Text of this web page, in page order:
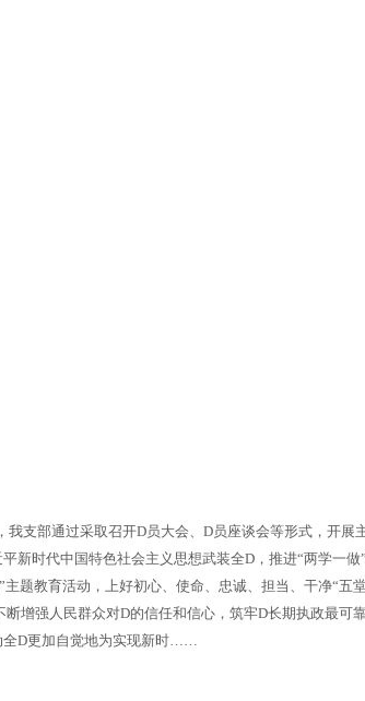
支部通过采取召开D员大会、D员座谈会等形式，开展
新时代中国特色社会主义思想武装全D，推进“两学一
题教育活动，上好初心、使命、忠诚、担当、干净“五
增强人民群众对D的信任和信心，筑牢D长期执政最可
全D更加自觉地为实现新时……